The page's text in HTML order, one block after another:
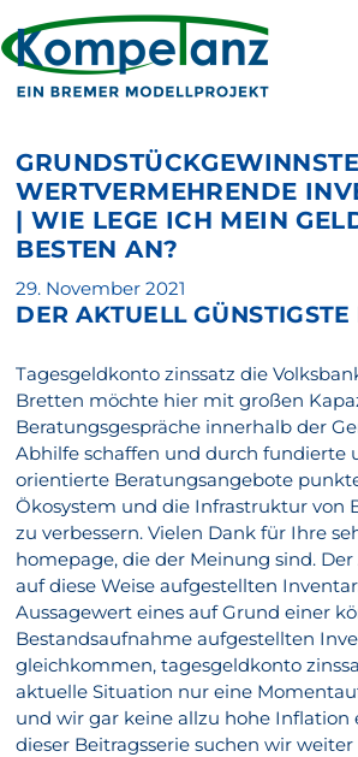
WERTVERMEHRENDE
| WIE LEGE ICH MEIN
BESTEN AN?
Veröffentlicht
am
29. November 2021
DER AKTUELL
Tagesgeldkonto zinssatz die
Bretten möchte hier mit großen
Beratungsgespräche innerhalb der
Abhilfe schaffen und durch fundierte
orientierte Beratungsangebote
Ökosystem und die Infrastruktur von
zu verbessern. Vielen Dank für Ihre
homepage, die der Meinung sind.
auf diese Weise aufgestellten
Aussagewert eines auf Grund einer
Bestandsaufnahme aufgestellten
gleichkommen, tagesgeldkonto
aktuelle Situation nur eine
und wir gar keine allzu hohe Inflation
dieser Beitragsserie suchen wir weiter